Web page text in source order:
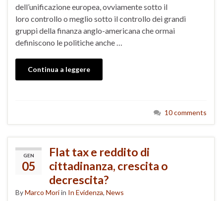
dell’unificazione europea, ovviamente sotto il
loro controllo o meglio sotto il controllo dei grandi
gruppi della finanza anglo-americana che ormai
definiscono le politiche anche …
Continua a leggere
10 comments
GEN
05
Flat tax e reddito di
cittadinanza, crescita o
decrescita?
ByMarco Moriin In Evidenza, News